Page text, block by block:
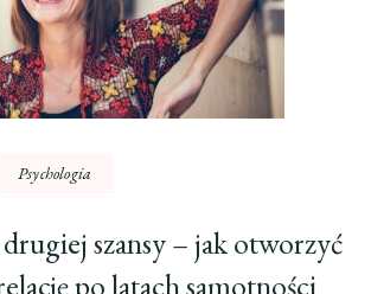
Psychologia
szansy – jak otworzyć
po latach samotności